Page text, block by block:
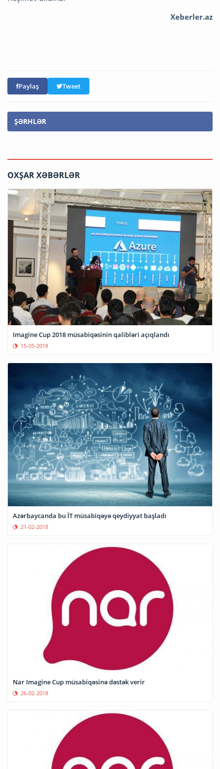
Xeberler.az
Paylaş Tweet
ŞƏRHLƏR
OXŞAR XƏBƏRLƏR
Imagine Cup 2018 müsabiqəsinin qalibləri açıqlandı
15-05-2018
Azərbaycanda bu İT müsabiqəyə qeydiyyat başladı
21-02-2018
Nar Imagine Cup müsabiqəsinə dəstək verir
26-02-2018